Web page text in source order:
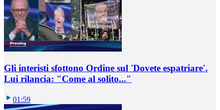
Gli interisti sfottono Ordine sul 'Dovete espatriare'.
Lui rilancia: "Come al solito..."
01:59